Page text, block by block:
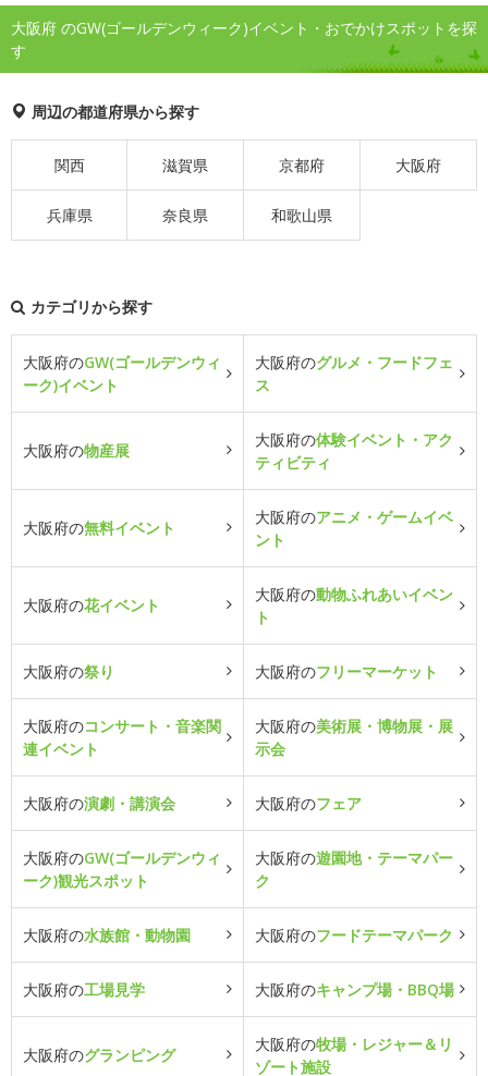
大阪府 のGW(ゴールデンウィーク)イベント・おでかけスポットを探
す
周辺の都道府県から探す
関西 滋賀県 京都府 大阪府
兵庫県 奈良県 和歌山県
カテゴリから探す
大阪府のGW(ゴールデンウィ
ーク)イベント
大阪府のグルメ・フードフェ
ス
大阪府の物産展
大阪府の体験イベント・アク
ティビティ
大阪府の無料イベント
大阪府のアニメ・ゲームイベ
ント
大阪府の花イベント
大阪府の動物ふれあいイベン
ト
大阪府の祭り 大阪府のフリーマーケット
大阪府のコンサート・音楽関
連イベント
大阪府の美術展・博物展・展
示会
大阪府の演劇・講演会 大阪府のフェア
大阪府のGW(ゴールデンウィ
ーク)観光スポット
大阪府の遊園地・テーマパー
ク
大阪府の水族館・動物園 大阪府のフードテーマパーク
大阪府の工場見学 大阪府のキャンプ場・BBQ場
大阪府のグランピング
大阪府の牧場・レジャー＆リ
ゾート施設